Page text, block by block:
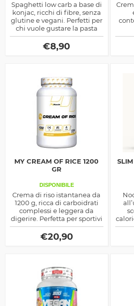
Spaghetti low carb a base di
konjac, ricchi di fibre, senza
glutine e vegani. Perfetti per
chi vuole gustare la pasta
con meno calorie e
carboidrati.
€8,90
MY CREAM OF RICE 1200
GR
DISPONIBILE
Crema di riso istantanea da
1200 g, ricca di carboidrati
complessi e leggera da
digerire. Perfetta per sportivi
e per chi cerca energia
costante durante la giornata.
€20,90